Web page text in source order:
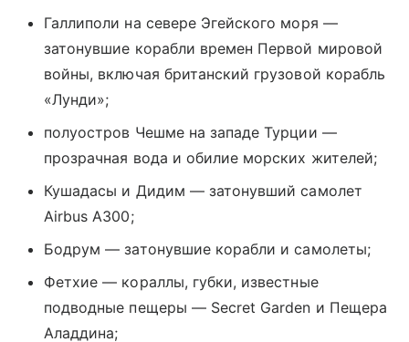
Галлиполи на севере Эгейского моря —
затонувшие корабли времен Первой мировой
войны, включая британский грузовой корабль
«Лунди»;
полуостров Чешме на западе Турции —
прозрачная вода и обилие морских жителей;
Кушадасы и Дидим — затонувший самолет
Airbus A300;
Бодрум — затонувшие корабли и самолеты;
Фетхие — кораллы, губки, известные
подводные пещеры — Secret Garden и Пещера
Аладдина;